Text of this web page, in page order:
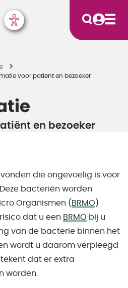
voor patiënt en bezoeker
en bezoeker
die ongevoelig is voor
bacteriën worden
Organismen ( BRMO )
dat u een BRMO bij u
van de bacterie binnen het
wordt u daarom verpleegd
dat er extra
worden.